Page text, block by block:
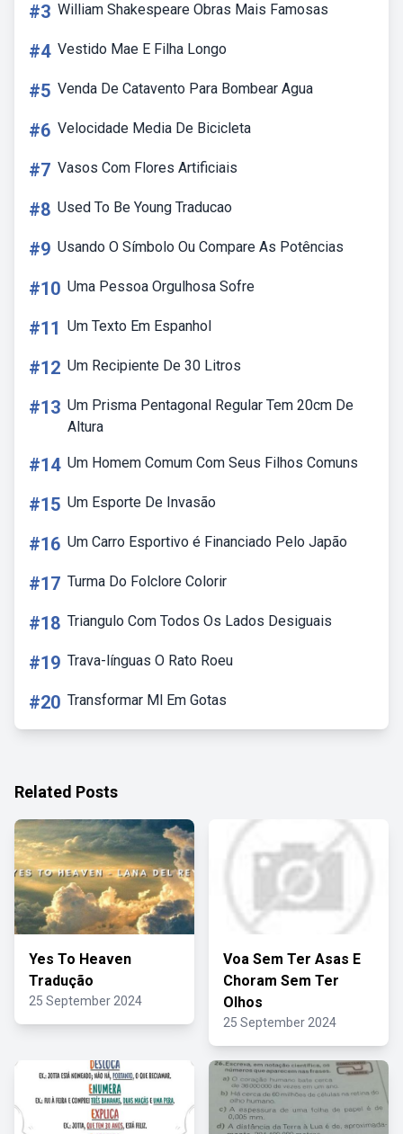
#3 William Shakespeare Obras Mais Famosas
#4 Vestido Mae E Filha Longo
#5 Venda De Catavento Para Bombear Agua
#6 Velocidade Media De Bicicleta
#7 Vasos Com Flores Artificiais
#8 Used To Be Young Traducao
#9 Usando O Símbolo Ou Compare As Potências
#10 Uma Pessoa Orgulhosa Sofre
#11 Um Texto Em Espanhol
#12 Um Recipiente De 30 Litros
#13 Um Prisma Pentagonal Regular Tem 20cm De
Altura
#14 Um Homem Comum Com Seus Filhos Comuns
#15 Um Esporte De Invasão
#16 Um Carro Esportivo é Financiado Pelo Japão
#17 Turma Do Folclore Colorir
#18 Triangulo Com Todos Os Lados Desiguais
#19 Trava-línguas O Rato Roeu
#20 Transformar Ml Em Gotas
Related Posts
Yes To Heaven
Tradução
25 September 2024
Voa Sem Ter Asas E
Choram Sem Ter
Olhos
25 September 2024